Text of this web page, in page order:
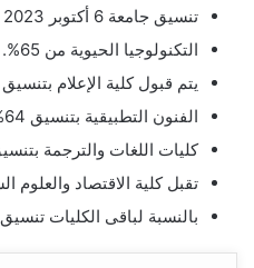
تنسيق جامعة 6 أكتوبر 2023 للطب البيطري 77%.
التكنولوجيا الحيوية من 65%.
يتم قبول كلية الإعلام بتنسيق 60%.
الفنون التطبيقية بتنسيق 64%.
كليات اللغات والترجمة بتنسيق
تقبل كلية الاقتصاد والعلوم
بالنسبة لباقى الكليات تنسيق جامعة